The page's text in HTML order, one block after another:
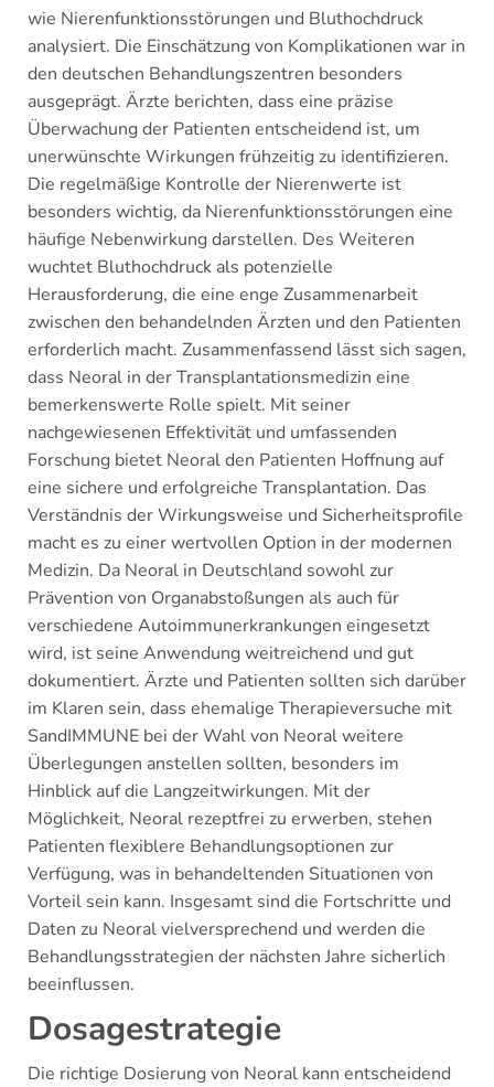
wie Nierenfunktionsstörungen und Bluthochdruck
analysiert. Die Einschätzung von Komplikationen war in
den deutschen Behandlungszentren besonders
ausgeprägt. Ärzte berichten, dass eine präzise
Überwachung der Patienten entscheidend ist, um
unerwünschte Wirkungen frühzeitig zu identifizieren.
Die regelmäßige Kontrolle der Nierenwerte ist
besonders wichtig, da Nierenfunktionsstörungen eine
häufige Nebenwirkung darstellen. Des Weiteren
wuchtet Bluthochdruck als potenzielle
Herausforderung, die eine enge Zusammenarbeit
zwischen den behandelnden Ärzten und den Patienten
erforderlich macht. Zusammenfassend lässt sich sagen,
dass Neoral in der Transplantationsmedizin eine
bemerkenswerte Rolle spielt. Mit seiner
nachgewiesenen Effektivität und umfassenden
Forschung bietet Neoral den Patienten Hoffnung auf
eine sichere und erfolgreiche Transplantation. Das
Verständnis der Wirkungsweise und Sicherheitsprofile
macht es zu einer wertvollen Option in der modernen
Medizin. Da Neoral in Deutschland sowohl zur
Prävention von Organabstoßungen als auch für
verschiedene Autoimmunerkrankungen eingesetzt
wird, ist seine Anwendung weitreichend und gut
dokumentiert. Ärzte und Patienten sollten sich darüber
im Klaren sein, dass ehemalige Therapieversuche mit
SandIMMUNE bei der Wahl von Neoral weitere
Überlegungen anstellen sollten, besonders im
Hinblick auf die Langzeitwirkungen. Mit der
Möglichkeit, Neoral rezeptfrei zu erwerben, stehen
Patienten flexiblere Behandlungsoptionen zur
Verfügung, was in behandeltenden Situationen von
Vorteil sein kann. Insgesamt sind die Fortschritte und
Daten zu Neoral vielversprechend und werden die
Behandlungsstrategien der nächsten Jahre sicherlich
beeinflussen.
Dosagestrategie
Die richtige Dosierung von Neoral kann entscheidend